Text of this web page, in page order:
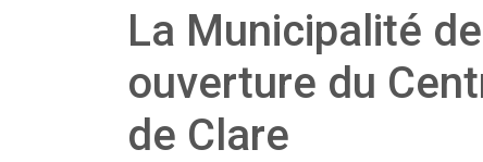
La Municipalité
ouverture du
de Clare